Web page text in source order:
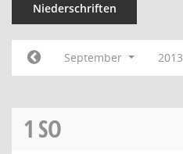
Niederschriften
September 2013
1 SO